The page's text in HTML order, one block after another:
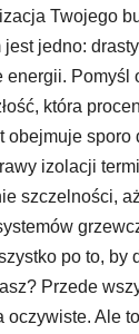
Twojego
jedno:
energii. Pomyśl
która
obejmuje sporo
izolacji
szczelności,
po to, by
Przede
oczywiste. Ale